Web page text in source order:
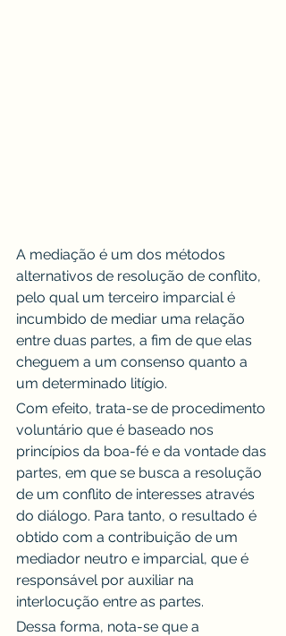
A mediação é um dos métodos
alternativos de resolução de conflito,
pelo qual um terceiro imparcial é
incumbido de mediar uma relação
entre duas partes, a fim de que elas
cheguem a um consenso quanto a
um determinado litígio.
Com efeito, trata-se de procedimento
voluntário que é baseado nos
princípios da boa-fé e da vontade das
partes, em que se busca a resolução
de um conflito de interesses através
do diálogo. Para tanto, o resultado é
obtido com a contribuição de um
mediador neutro e imparcial, que é
responsável por auxiliar na
interlocução entre as partes.
Dessa forma, nota-se que a